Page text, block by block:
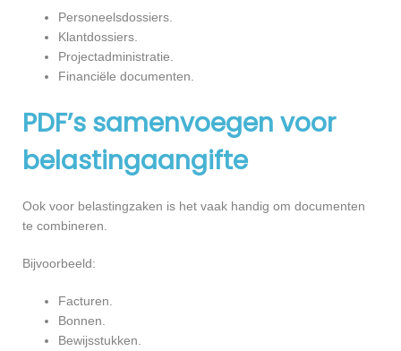
Personeelsdossiers.
Klantdossiers.
Projectadministratie.
Financiële documenten.
PDF’s samenvoegen voor
belastingaangifte
Ook voor belastingzaken is het vaak handig om documenten
te combineren.
Bijvoorbeeld:
Facturen.
Bonnen.
Bewijsstukken.